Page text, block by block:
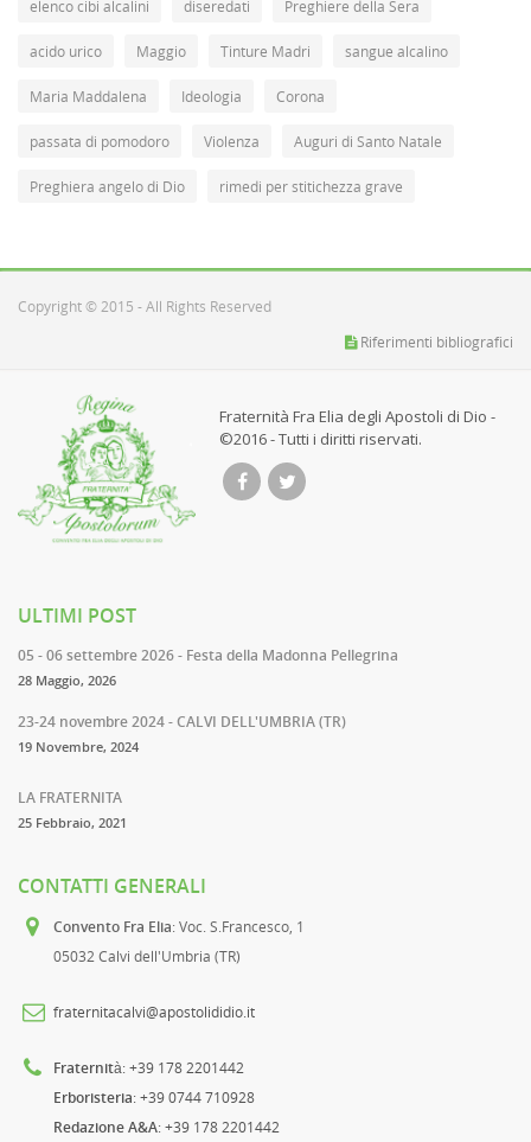
elenco cibi alcalini diseredati Preghiere della Sera
acido urico Maggio Tinture Madri sangue alcalino
Maria Maddalena Ideologia Corona
passata di pomodoro Violenza Auguri di Santo Natale
Preghiera angelo di Dio rimedi per stitichezza grave
Copyright © 2015 - All Rights Reserved
Riferimenti bibliografici
Fraternità Fra Elia degli Apostoli di Dio -
©2016 - Tutti i diritti riservati.
ULTIMI POST
05 - 06 settembre 2026 - Festa della Madonna Pellegrina
28 Maggio, 2026
23-24 novembre 2024 - CALVI DELL'UMBRIA (TR)
19 Novembre, 2024
LA FRATERNITA
25 Febbraio, 2021
CONTATTI GENERALI
Convento Fra Elia: Voc. S.Francesco, 1
05032 Calvi dell'Umbria (TR)
fraternitacalvi@apostolididio.it
Fraternità: +39 178 2201442
Erboristeria: +39 0744 710928
Redazione A&A: +39 178 2201442